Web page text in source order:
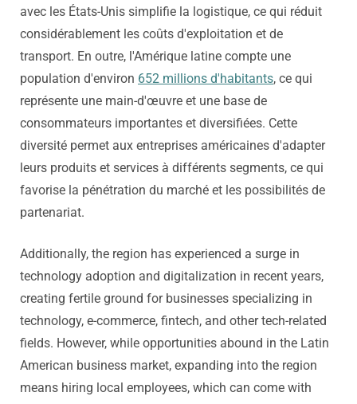
avec les États-Unis simplifie la logistique, ce qui réduit
considérablement les coûts d'exploitation et de
transport. En outre, l'Amérique latine compte une
population d'environ 652 millions d'habitants, ce qui
représente une main-d'œuvre et une base de
consommateurs importantes et diversifiées. Cette
diversité permet aux entreprises américaines d'adapter
leurs produits et services à différents segments, ce qui
favorise la pénétration du marché et les possibilités de
partenariat.
Additionally, the region has experienced a surge in
technology adoption and digitalization in recent years,
creating fertile ground for businesses specializing in
technology, e-commerce, fintech, and other tech-related
fields. However, while opportunities abound in the Latin
American business market, expanding into the region
means hiring local employees, which can come with